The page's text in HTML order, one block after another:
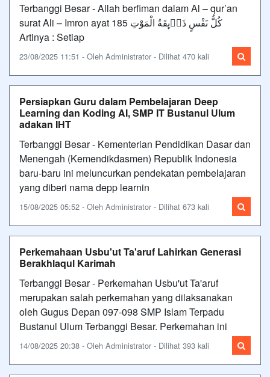
Terbanggi Besar - Allah berfiman dalam Al – qur’an
surat Ali – Imron ayat 185 كُلُّ نَفْسٍ ذَاۤىِٕقَةُ الْمَوْتِ
Artinya : Setiap
23/08/2025 11:51 - Oleh Administrator - Dilihat 470 kali
Persiapkan Guru dalam Pembelajaran Deep
Learning dan Koding AI, SMP IT Bustanul Ulum
adakan IHT
Terbanggi Besar - Kementerian Pendidikan Dasar dan
Menengah (Kemendikdasmen) Republik Indonesia
baru-baru ini meluncurkan pendekatan pembelajaran
yang diberi nama depp learnin
15/08/2025 05:52 - Oleh Administrator - Dilihat 673 kali
Perkemahaan Usbu'ut Ta'aruf Lahirkan Generasi
Berakhlaqul Karimah
Terbanggi Besar - Perkemahan Usbu'ut Ta'aruf
merupakan salah perkemahan yang dilaksanakan
oleh Gugus Depan 097-098 SMP Islam Terpadu
Bustanul Ulum Terbanggi Besar. Perkemahan ini
14/08/2025 20:38 - Oleh Administrator - Dilihat 393 kali